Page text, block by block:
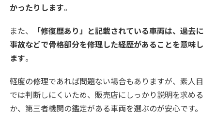
かったりします。
また、
「修復歴あり」と記載されている車両は、過去に
事故などで骨格部分を修理した経歴があることを意味し
ます。
軽度の修理であれば問題ない場合もありますが、素人目
では判断しにくいため、販売店にしっかり説明を求める
か、第三者機関の鑑定がある車両を選ぶのが安心です。